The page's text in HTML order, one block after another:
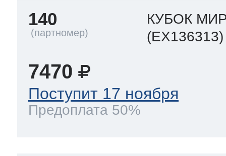
140
КУБОК
(EX136313)
7470
Поступит 17 ноября
Предоплата 50%